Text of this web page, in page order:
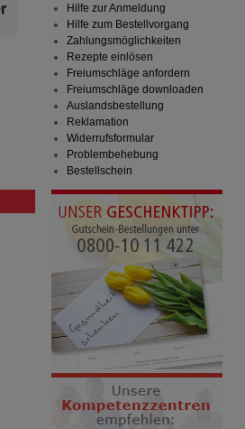
Hilfe zur Anmeldung
Hilfe zum Bestellvorgang
Zahlungsmöglichkeiten
Rezepte einlösen
Freiumschläge anfordern
Freiumschläge downloaden
Auslandsbestellung
Reklamation
Widerrufsformular
Problembehebung
Bestellschein